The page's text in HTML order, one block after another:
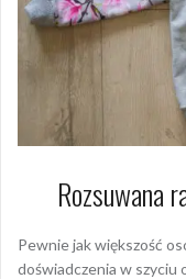
Rozsuwana
Pewnie jak większość
doświadczenia w szyciu